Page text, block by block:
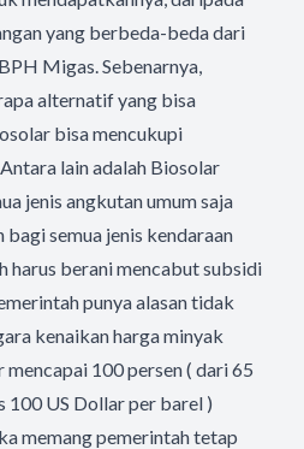
yang berbeda-beda dari
Migas. Sebenarnya,
alternatif yang bisa
bisa mencukupi
lain adalah Biosolar
jenis angkutan umum saja
semua jenis kendaraan
harus berani mencabut subsidi
punya alasan tidak
kenaikan harga minyak
mencapai 100 persen ( dari 65
100 US Dollar per barel )
memang pemerintah tetap